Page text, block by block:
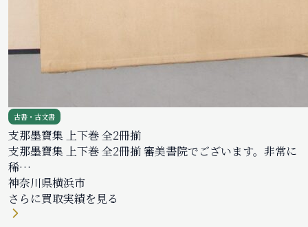
古書・古文書
支那墨寶集 上下巻 全2冊揃
支那墨寶集 上下巻 全2冊揃 審美書院でございます。非常に
稀…
神奈川県横浜市
さらに買取実績を見る